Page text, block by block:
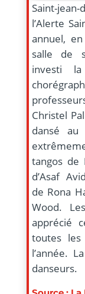
Saint-jean-
l’Alerte
annuel,
salle de
investi
Christel
dansé au
tangos de
d’Asaf
de Rona
Wood.
apprécié
toutes
l’année.
danseurs.